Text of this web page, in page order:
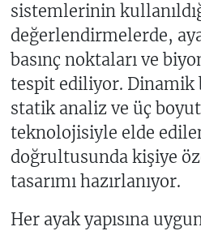
sistemlerinin
değerlendirmelerde,
basınç noktaları ve
tespit ediliyor. Dinamik
statik analiz ve üç
teknolojisiyle elde
doğrultusunda kişiye
tasarımı hazırlanıyor.
Her ayak yapısına